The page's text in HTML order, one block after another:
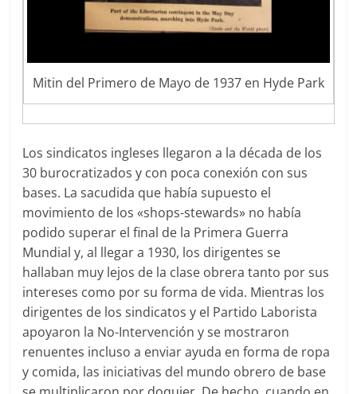
Mitin del Primero de Mayo de 1937 en Hyde Park
Los sindicatos ingleses llegaron a la década de los
30 burocratizados y con poca conexión con sus
bases. La sacudida que había supuesto el
movimiento de los «shops-stewards» no había
podido superar el final de la Primera Guerra
Mundial y, al llegar a 1930, los dirigentes se
hallaban muy lejos de la clase obrera tanto por sus
intereses como por su forma de vida. Mientras los
dirigentes de los sindicatos y el Partido Laborista
apoyaron la No-Intervención y se mostraron
renuentes incluso a enviar ayuda en forma de ropa
y comida, las iniciativas del mundo obrero de base